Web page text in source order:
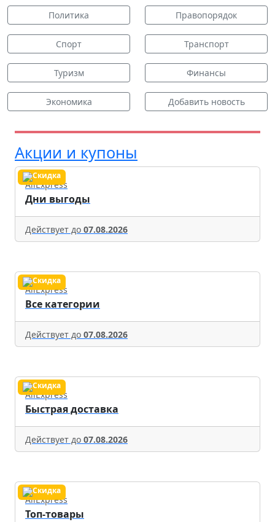
Политика Правопорядок
Спорт Транспорт
Туризм Финансы
Экономика Добавить новость
Акции и купоны
AliExpress
Дни выгоды
Действует до 07.08.2026
AliExpress
Все категории
Действует до 07.08.2026
AliExpress
Быстрая доставка
Действует до 07.08.2026
AliExpress
Топ-товары